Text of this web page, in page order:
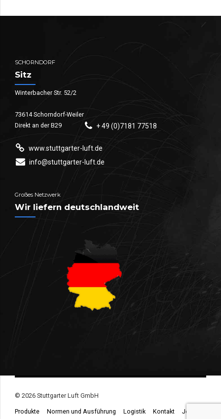
SCHORNDORF
Sitz
Winterbacher Str. 52/2
73614 Schorndorf-Weiler
Direkt an der B29
+ 49 (0)7181 77518
www.stuttgarter-luft.de
info@stuttgarter-luft.de
Großes Netzwerk
Wir liefern deutschlandweit
© 2026 Stuttgarter Luft GmbH
Produkte Normen und Ausführung Logistik Kontakt
Jobs